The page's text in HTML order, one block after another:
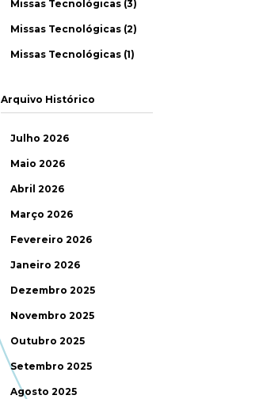
Missas Tecnológicas (3)
Missas Tecnológicas (2)
Missas Tecnológicas (1)
Arquivo Histórico
Julho 2026
Maio 2026
Abril 2026
Março 2026
Fevereiro 2026
Janeiro 2026
Dezembro 2025
Novembro 2025
Outubro 2025
Setembro 2025
Agosto 2025